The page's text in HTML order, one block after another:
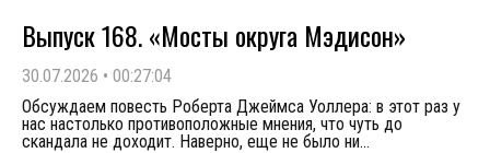
Выпуск 168. «Мосты округа Мэдисон»
30.07.2026 • 00:27:04
Обсуждаем повесть Роберта Джеймса Уоллера: в этот раз у
нас настолько противоположные мнения, что чуть до
скандала не доходит. Наверно, еще не было ни...